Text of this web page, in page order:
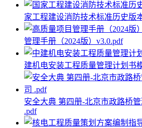
家工程建设消防技术标准历史版
管理手册（2024版）v3.0.pdf
建机电安装工程质量管理计划书
安全大典 第四册-北京市政路桥
.pdf